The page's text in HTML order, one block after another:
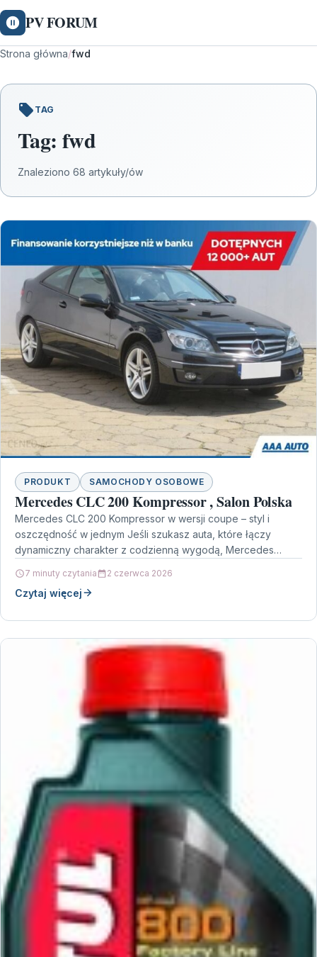
PV FORUM
Strona główna/fwd
TAG
Tag: fwd
Znaleziono 68 artykuły/ów
PRODUKT SAMOCHODY OSOBOWE
Mercedes CLC 200 Kompressor , Salon Polska
Mercedes CLC 200 Kompressor w wersji coupe – styl i
oszczędność w jednym Jeśli szukasz auta, które łączy
dynamiczny charakter z codzienną wygodą, Mercedes…
7 minuty czytania 2 czerwca 2026
Czytaj więcej